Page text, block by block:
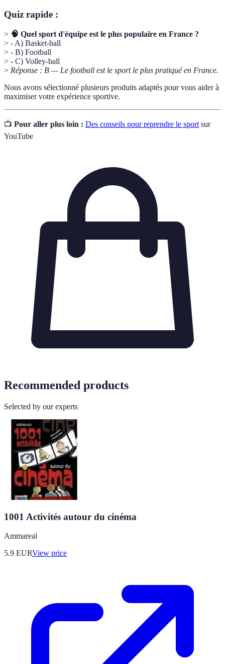
Quiz rapide :
> 🧠 Quel sport d'équipe est le plus populaire en France ?
> - A) Basket-ball
> - B) Football
> - C) Volley-ball
> Réponse : B — Le football est le sport le plus pratiqué en France.
Nous avons sélectionné plusieurs produits adaptés pour vous aider à
maximiser votre expérience sportive.
📺 Pour aller plus loin : Des conseils pour reprendre le sport sur
YouTube
Recommended products
Selected by our experts
1001 Activités autour du cinéma
Ammareal
5.9 EURView price